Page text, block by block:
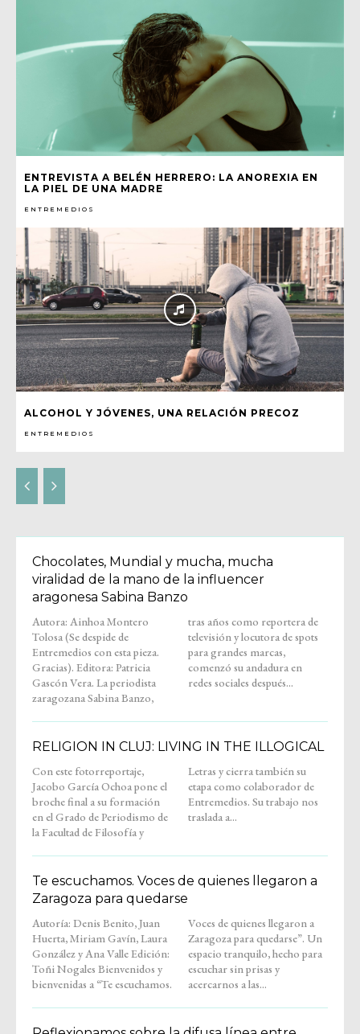
ENTREVISTA A BELÉN HERRERO: LA ANOREXIA EN
LA PIEL DE UNA MADRE
ENTREMEDIOS
ALCOHOL Y JÓVENES, UNA RELACIÓN PRECOZ
ENTREMEDIOS
Chocolates, Mundial y mucha, mucha
viralidad de la mano de la influencer
aragonesa Sabina Banzo
Autora: Ainhoa Montero
Tolosa (Se despide de
Entremedios con esta pieza.
Gracias). Editora: Patricia
Gascón Vera. La periodista
zaragozana Sabina Banzo,
tras años como reportera de
televisión y locutora de spots
para grandes marcas,
comenzó su andadura en
redes sociales después...
RELIGION IN CLUJ: LIVING IN THE ILLOGICAL
Con este fotorreportaje,
Jacobo García Ochoa pone el
broche final a su formación
en el Grado de Periodismo de
la Facultad de Filosofía y
Letras y cierra también su
etapa como colaborador de
Entremedios. Su trabajo nos
traslada a...
Te escuchamos. Voces de quienes llegaron a
Zaragoza para quedarse
Autoría: Denis Benito, Juan
Huerta, Miriam Gavín, Laura
González y Ana Valle Edición:
Toñi Nogales Bienvenidos y
bienvenidas a “Te escuchamos.
Voces de quienes llegaron a
Zaragoza para quedarse”. Un
espacio tranquilo, hecho para
escuchar sin prisas y
acercarnos a las...